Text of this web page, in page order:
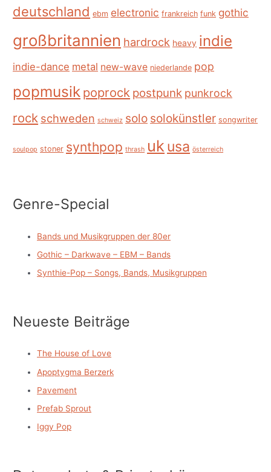
deutschland ebm electronic frankreich funk gothic
großbritannien hardrock heavy indie
indie-dance metal new-wave niederlande pop
popmusik poprock postpunk punkrock
rock schweden schweiz solo solokünstler songwriter
soulpop stoner synthpop thrash ukusa österreich
Genre-Special
Bands und Musikgruppen der 80er
Gothic – Darkwave – EBM – Bands
Synthie-Pop – Songs, Bands, Musikgruppen
Neueste Beiträge
The House of Love
Apoptygma Berzerk
Pavement
Prefab Sprout
Iggy Pop